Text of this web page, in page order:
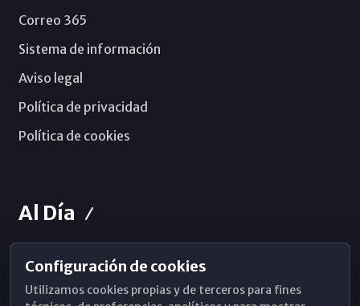
Correo 365
Sistema de información
Aviso legal
Política de privacidad
Política de cookies
Al Día
Horarios de Misa
Hemeroteca
Configuración de cookies
Utilizamos cookies propias y de terceros para fines